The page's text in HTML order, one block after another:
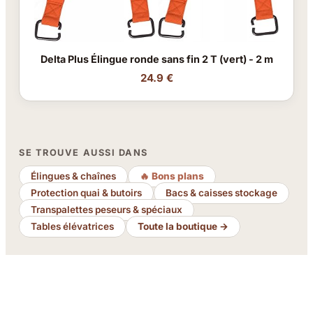
Delta Plus Élingue ronde sans fin 2 T (vert) - 2 m
24.9 €
SE TROUVE AUSSI DANS
Élingues & chaînes
🔥 Bons plans
Protection quai & butoirs
Bacs & caisses stockage
Transpalettes peseurs & spéciaux
Tables élévatrices
Toute la boutique →